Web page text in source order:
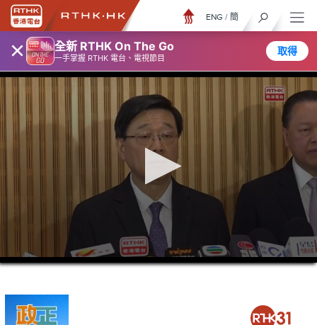
× 全新 RTHK On The Go
一手掌握 RTHK 電台、電視節目
取得
ENG / 簡
0
seconds
minutes,
seconds